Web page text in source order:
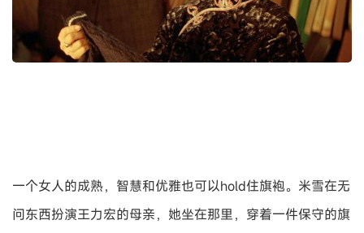
一个女人的成熟，智慧和优雅也可以hold住旗袍。米雪在无
问东西扮演王力宏的母亲，她坐在那里，穿着一件保守的旗